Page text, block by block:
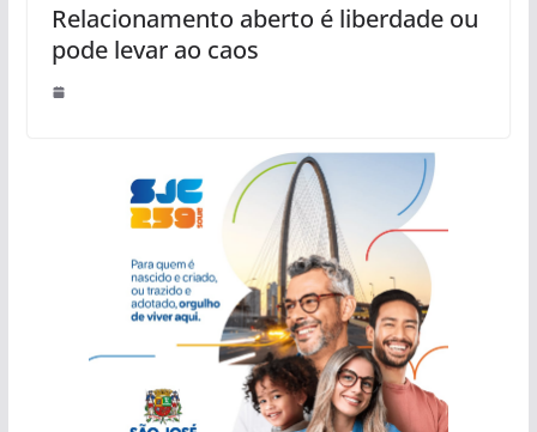
Relacionamento aberto é liberdade ou
pode levar ao caos